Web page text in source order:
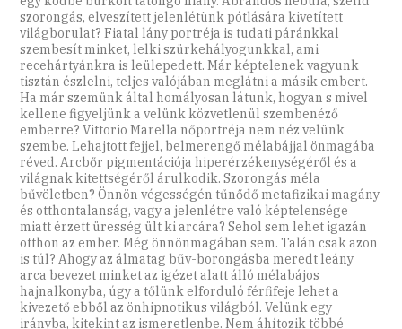
szorongás, elveszített jelenlétünk pótlására kivetített
világborulat? Fiatal lány portréja is tudati páránkkal
szembesít minket, lelki szürkehályogunkkal, ami
recehártyánkra is leülepedett. Már képtelenek vagyunk
tisztán észlelni, teljes valójában meglátni a másik embert.
Ha már szemünk által homályosan látunk, hogyan s mivel
kellene figyeljünk a velünk közvetlenül szembenéző
emberre? Vittorio Marella nőportréja nem néz velünk
szembe. Lehajtott fejjel, belmerengő mélabájjal önmagába
réved. Arcbőr pigmentációja hiperérzékenységéről és a
világnak kitettségéről árulkodik. Szorongás méla
bűvöletben? Önnön végességén tűnődő metafizikai magány
és otthontalanság, vagy a jelenlétre való képtelensége
miatt érzett üresség ült ki arcára? Sehol sem lehet igazán
otthon az ember. Még önnönmagában sem. Talán csak azon
is túl? Ahogy az álmatag bűv-borongásba meredt leány
arca bevezet minket az igézet alatt álló mélabájos
hajnalkonyba, úgy a tőlünk elforduló férfifeje lehet a
kivezető ebből az önhipnotikus világból. Velünk egy
irányba, kitekint az ismeretlenbe. Nem áhítozik többé